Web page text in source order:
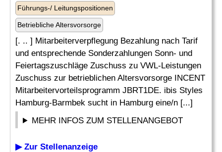
Führungs-/ Leitungspositionen
Betriebliche Altersvorsorge
[. .. ] Mitarbeiterverpflegung Bezahlung nach Tarif
und entsprechende Sonderzahlungen Sonn- und
Feiertagszuschläge Zuschuss zu VWL-Leistungen
Zuschuss zur betrieblichen Altersvorsorge INCENT
Mitarbeitervorteilsprogramm JBRT1DE. ibis Styles
Hamburg-Barmbek sucht in Hamburg eine/n [...]
MEHR INFOS ZUM STELLENANGEBOT
▶ Zur Stellenanzeige